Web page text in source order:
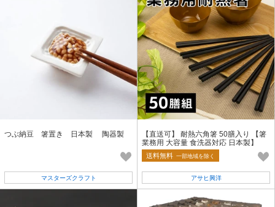
つぶ納豆 箸置き 日本製 陶器製
マスターズクラフト
【直送可】 耐熱六角箸 50膳入り 【箸
業務用 大容量 食洗器対応 日本製】
送料無料 一部地域を除く
アサヒ興洋